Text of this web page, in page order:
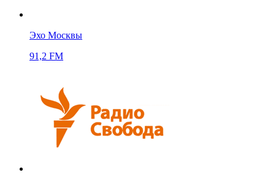
Эхо Москвы
91,2 FM